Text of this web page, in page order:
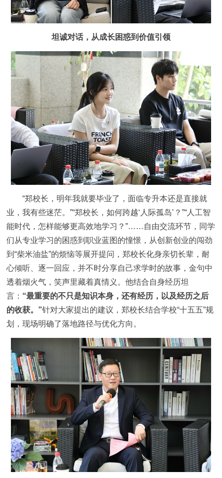
坦诚对话，从成长困惑到价值引领
“郑校长，明年我就要毕业了，面临专升本还是直接就
业，我有些迷茫。”“郑校长，如何跨越‘人际孤岛’？”“人工智
能时代，怎样能够更高效地学习？”……自由交流环节，同学
们从专业学习的困惑到职业蓝图的憧憬，从创新创业的闯劲
到“柴米油盐”的烦恼等展开提问，郑校长化身亲切长辈，耐
心倾听、逐一回应，并不时分享自己求学时的故事，金句中
透着烟火气，笑声里藏着真情义。他结合自身经历坦
言： “最重要的不只是知识本身，还有经历，以及经历之后
的收获。”针对大家提出的建议，郑校长结合学校“十五五”规
划，现场明确了落地路径与优化方向。